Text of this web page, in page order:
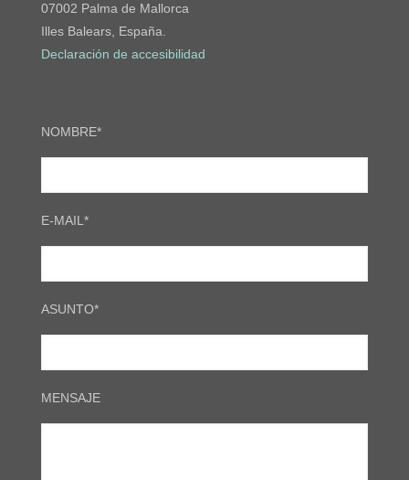
07002 Palma de Mallorca
Illes Balears, España.
Declaración de accesibilidad
NOMBRE*
E-MAIL*
ASUNTO*
MENSAJE